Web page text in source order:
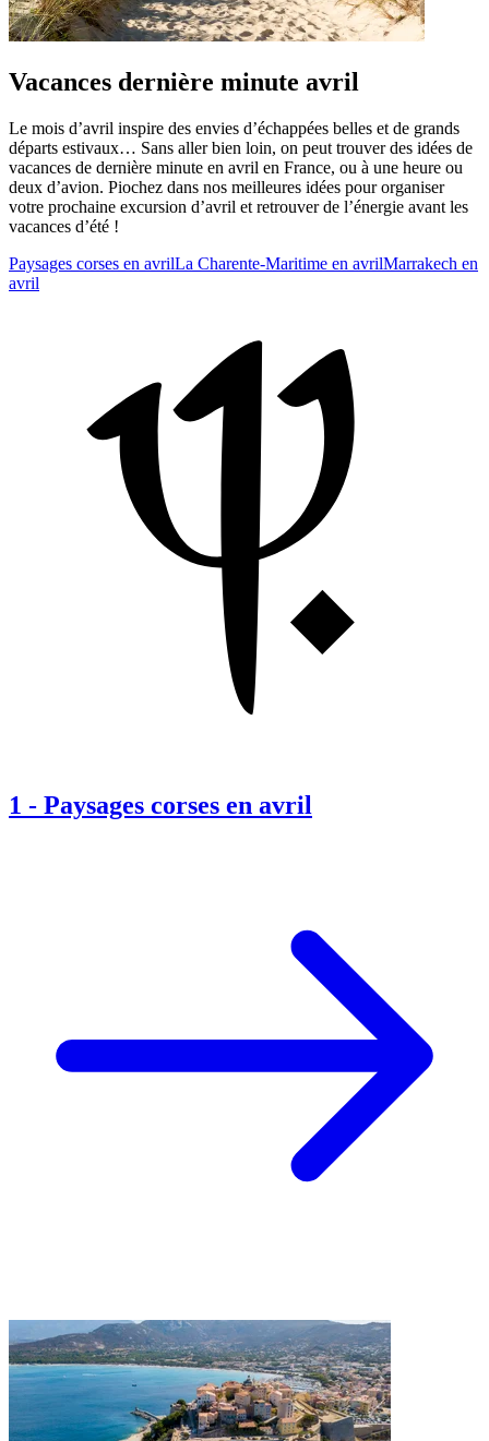
Vacances dernière minute avril
Le mois d’avril inspire des envies d’échappées belles et de grands
départs estivaux… Sans aller bien loin, on peut trouver des idées de
vacances de dernière minute en avril en France, ou à une heure ou
deux d’avion. Piochez dans nos meilleures idées pour organiser
votre prochaine excursion d’avril et retrouver de l’énergie avant les
vacances d’été !
Paysages corses en avrilLa Charente-Maritime en avrilMarrakech en
avril
1 - Paysages corses en avril